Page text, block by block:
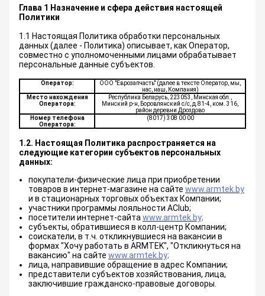
Глава 1 Назначение и сфера действия настоящей
Политики
1.1 Настоящая Политика обработки персональных
данных (далее - Политика) описывает, как Оператор,
совместно с уполномоченными лицами обрабатывает
персональные данные субъектов.
Оператор:
ООО "Еврозапчасть" (далее в тексте Оператор, мы,
нас, наш, Компания)
Место нахождения
Оператора:
Республика Беларусь, 223053, Минская обл.,
Минский р-н, Боровлянский с/с, д.81-4, ком. 316,
район деревни Дроздово
Номер телефона
Оператора:
(8017) 308 00 00
1.2. Настоящая Политика распространяется на
следующие категории субъектов персональных
данных:
покупатели-физические лица при приобретении
товаров в интернет-магазине на сайте www.armtek.by
и в стационарных торговых объектах Компании;
участники программы лояльности AClub;
посетители интернет-сайта www.armtek.by;
субъекты, обратившиеся в колл-центр Компании;
соискатели, в т.ч. откликнувшиеся на вакансии в
формах "Хочу работать в ARMTEK", "Откликнуться на
вакансию" на сайте www.armtek.by;
лица, направившие обращение в адрес Компании;
представители субъектов хозяйствования, лица,
заключившие гражданско-правовые договоры.